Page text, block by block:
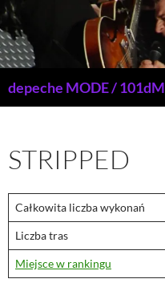
Przejdź
do
treści
depeche MODE / 101dM
STRIPPED
Całkowita liczba wykonań
Liczba tras
Miejsce w rankingu